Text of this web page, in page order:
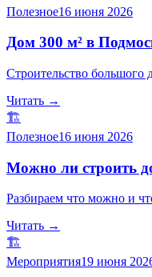
Полезное16 июня 2026
Дом 300 м² в
Строительство большого
Читать →
🏗️
Полезное16 июня 2026
Можно ли строить
Разбираем что можно и
Читать →
🏗️
Мероприятия19 июня